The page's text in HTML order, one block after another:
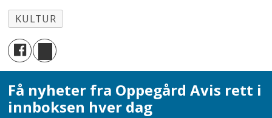
KULTUR
Få nyheter fra Oppegård Avis rett i
innboksen hver dag